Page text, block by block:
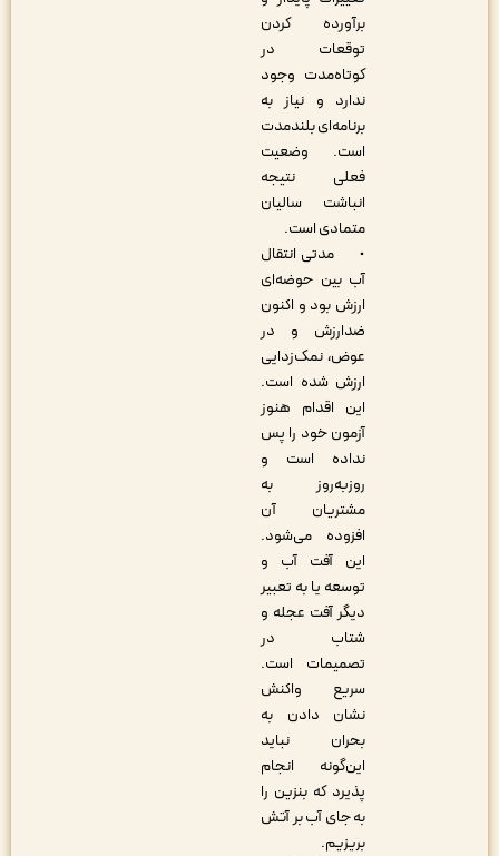
برآورده کردن
توقعات در
کوتاه‌مدت وجود
ندارد و نیاز به
برنامه‌ای بلندمدت
است. وضعیت
فعلی نتیجه
انباشت سالیان
متمادی است.
• مدتی انتقال
آب بین حوضه‌ای
ارزش بود و اکنون
ضدارزش و در
عوض، نمک‌زدایی
ارزش شده است.
این اقدام هنوز
آزمون خود را پس
نداده است و
روزبه‌روز به
مشتریان آن
افزوده می‌شود.
این آفت آب و
توسعه یا به تعبیر
دیگر آفت عجله و
شتاب در
تصمیمات است.
سریع واکنش
نشان دادن به
بحران نباید
این‌گونه انجام
پذیرد که بنزین را
به جای آب بر آتش‌